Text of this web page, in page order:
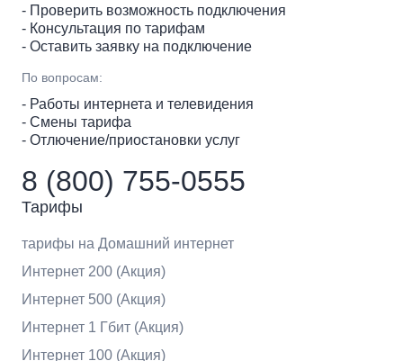
- Проверить возможность подключения
- Консультация по тарифам
- Оставить заявку на подключение
По вопросам:
- Работы интернета и телевидения
- Смены тарифа
- Отлючение/приостановки услуг
8 (800) 755-0555
Тарифы
тарифы на Домашний интернет
Интернет 200 (Акция)
Интернет 500 (Акция)
Интернет 1 Гбит (Акция)
Интернет 100 (Акция)